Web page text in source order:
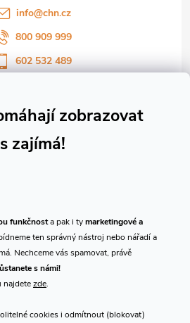
zobrazovat
zajímá!
funkčnosta pak i tymarketingové a
ten správný nástroj nebo nářadí a
Nechceme vás spamovat, právě
s námi!
najdetezde.
cookies i odmítnout (blokovat)
info@chn.cz
800 909 999
602 532 489
náš vlog CHN_CZ